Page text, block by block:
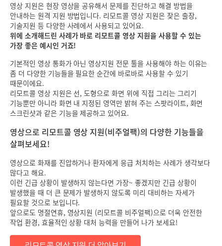
영상 지원은 현장 영상을 공유해서 문제를 진단하고 해결 방법을
안내하는 원격 지원 방법입니다. 리모트콜 영상 지원은 잦은 출장,
기술지원 등 다양한 사례에서 사용되고 있어요.
위에 소개해드린 사례가 바로 리모트콜 영상 지원을 사용할 수 있는
가장 좋은 예시인 거죠!
기본적인 영상 통화가 아닌 영상지원 전문 툴을 사용해야 하는 이유는
좀 더 다양한 기능들을 필요한 순간에 바로바로 사용할 수 있기
때문이에요.
리모트콜 영상 지원은 선, 도형으로 화면 위에 직접 그리는 그리기
기능뿐만 아니라 화면 내 지정된 영역만 밝혀 주는 스팟라이트, 화면
스크린샷과 같은 기능을 제공하고 있어요.
영상으로 리모트콜 영상 지원(비주얼팩)의 다양한 기능들을
살펴보세요!
영상으로 화재를 진압하거나 환자에게 응급 처치하는 사례가 생각보다
많다고 해요.
이런 긴급 상황이 발생하지 않는다면 가장~ 좋겠지만 긴급 상황이
발생했을 때 더 큰 문제가 발생하지 않도록 미리 대비하는 자세가
필요할 것으로 보입니다.
앞으로도 명절연휴, 영상지원 (리모트콜 비주얼팩)으로 더욱 안전한
작업 환경, 효율적인 상황 대처 능력을 만들어 나가 보세요!